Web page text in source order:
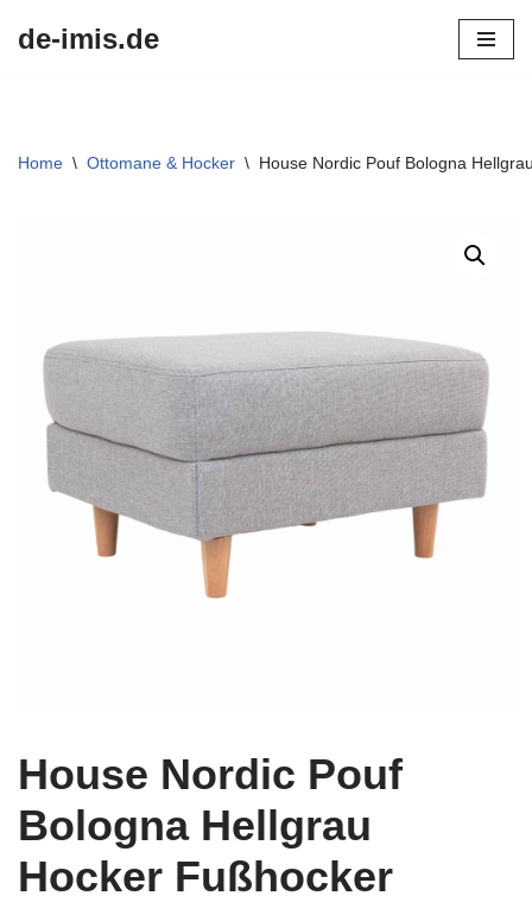
de-imis.de
Home \ Ottomane & Hocker \ House Nordic Pouf Bologna
House Nordic Pouf
Bologna Hellgrau
Hocker Fußhocker